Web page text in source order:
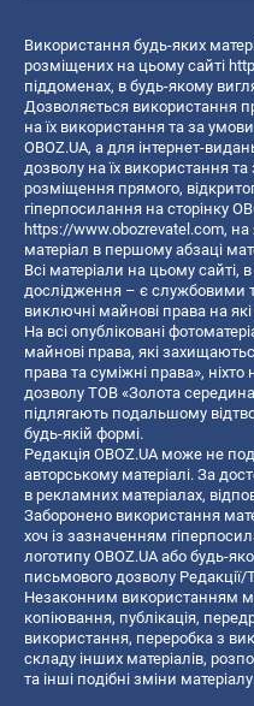
Використання будь-яких
розміщених на цьому сайті
піддоменах, в будь-якому
Дозволяється використання
на їх використання та за
OBOZ.UA, а для інтернет-
дозволу на їх використання
розміщення прямого,
гіперпосилання на сторінку
https://www.obozrevatel.com, на
матеріал в першому абзаці
Всі матеріали на цьому сайті, в
дослідження – є службовими
виключні майнові права на
На всі опубліковані
майнові права, які
права та суміжні права»,
дозволу ТОВ «Золота
підлягають подальшому
будь-якій формі.
Редакція OBOZ.UA може не
авторському матеріалі. За
в рекламних матеріалах,
Заборонено використання
хоч із зазначенням
логотипу OBOZ.UA або будь-
письмового дозволу
Незаконним використанням
копiювання, публiкацiя,
використання, переробка з
складу інших матеріалів,
та інші подібні зміни матеріалу.